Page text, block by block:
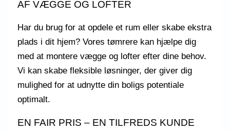
AF VÆGGE OG LOFTER
Har du brug for at opdele et rum eller skabe ekstra
plads i dit hjem? Vores tømrere kan hjælpe dig
med at montere vægge og lofter efter dine behov.
Vi kan skabe fleksible løsninger, der giver dig
mulighed for at udnytte din boligs potentiale
optimalt.
EN FAIR PRIS – EN TILFREDS KUNDE